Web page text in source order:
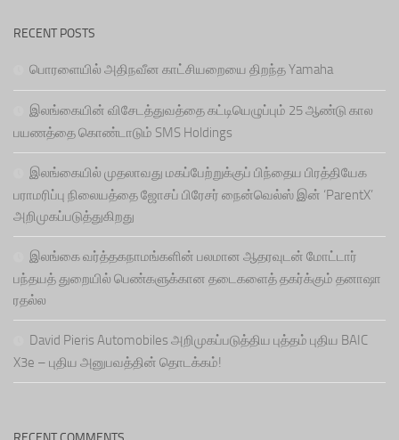
RECENT POSTS
பொரளையில் அதிநவீன காட்சியறையை திறந்த Yamaha
இலங்கையின் விசேடத்துவத்தை கட்டியெழுப்பும் 25 ஆண்டு கால
பயணத்தை கொண்டாடும் SMS Holdings
இலங்கையில் முதலாவது மகப்பேற்றுக்குப் பிந்தைய பிரத்தியேக
பராமரிப்பு நிலையத்தை ஜோசப் பிரேசர் நைன்வெல்ஸ் இன் ‘ParentX’
அறிமுகப்படுத்துகிறது
இலங்கை வர்த்தகநாமங்களின் பலமான ஆதரவுடன் மோட்டார்
பந்தயத் துறையில் பெண்களுக்கான தடைகளைத் தகர்க்கும் தனாஷா
ரதல்ல
David Pieris Automobiles அறிமுகப்படுத்திய புத்தம் புதிய BAIC
X3e – புதிய அனுபவத்தின் தொடக்கம்!